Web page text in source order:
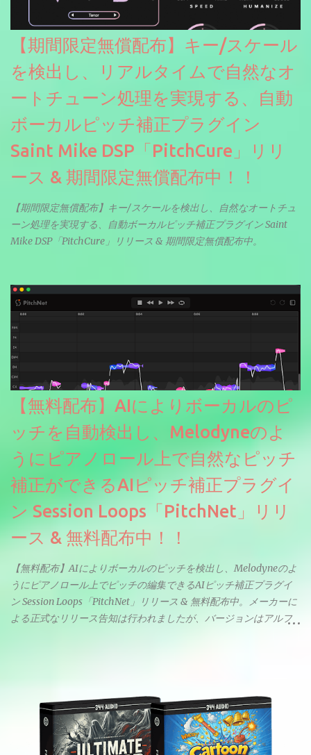
【期間限定無償配布】キー/スケール
を検出し、リアルタイムで自然なオ
ートチューン処理を実現する、自動
ボーカルピッチ補正プラグイン
Saint Mike DSP「PitchCure」リリ
ース & 期間限定無償配布中！！
【期間限定無償配布】キー/スケールを検出し、自然なオートチュ
ーン処理を実現する、自動ボーカルピッチ補正プラグイン Saint
Mike DSP「PitchCure」リリース & 期間限定無償配布中。
【無料配布】AIによりボーカルのピ
ッチを自動検出し、Melodyneのよ
うにピアノロール上で自然なピッチ
補正ができるAIピッチ補正プラグイ
ン Session Loops「PitchNet」リリ
ース & 無料配布中！！
【無料配布】AIによりボーカルのピッチを検出し、Melodyneのよ
うにピアノロール上でピッチの編集できるAIピッチ補正プラグイ
ン Session Loops「PitchNet」リリース & 無料配布中。メーカーに
よる正式なリリース告知は行われましたが、バージョンはアルフ
のあるDrumNetのメーカーです。調べたところによるとオープン
ソースを元に設計・改良した製品のようです。